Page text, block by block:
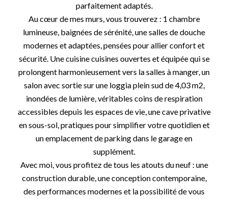
parfaitement adaptés.
Au cœur de mes murs, vous trouverez : 1 chambre
lumineuse, baignées de sérénité, une salles de douche
modernes et adaptées, pensées pour allier confort et
sécurité. Une cuisine cuisines ouvertes et équipée qui se
prolongent harmonieusement vers la salles à manger, un
salon avec sortie sur une loggia plein sud de 4,03 m2,
inondées de lumière, véritables coins de respiration
accessibles depuis les espaces de vie, une cave privative
en sous-sol, pratiques pour simplifier votre quotidien et
un emplacement de parking dans le garage en
supplément.
Avec moi, vous profitez de tous les atouts du neuf : une
construction durable, une conception contemporaine,
des performances modernes et la possibilité de vous